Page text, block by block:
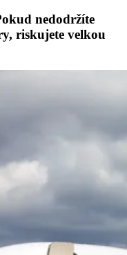
nedodržíte
riskujete velkou